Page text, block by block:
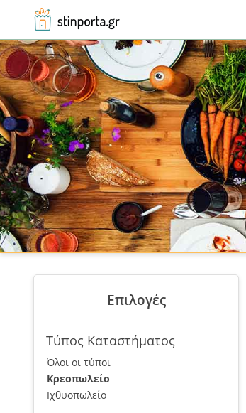
Αρχική Τριάδι / Κρεοπωλείο, Χασάπικο
Επιλογές
Τύπος Καταστήματος
Όλοι οι τύποι
Κρεοπωλείο
Ιχθυοπωλείο